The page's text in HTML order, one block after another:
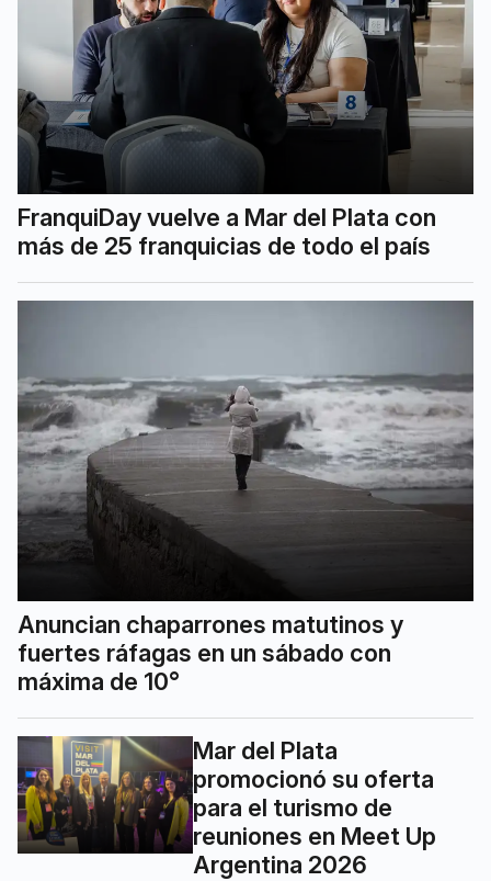
FranquiDay vuelve a Mar del Plata con
más de 25 franquicias de todo el país
Anuncian chaparrones matutinos y
fuertes ráfagas en un sábado con
máxima de 10°
Mar del Plata
promocionó su oferta
para el turismo de
reuniones en Meet Up
Argentina 2026